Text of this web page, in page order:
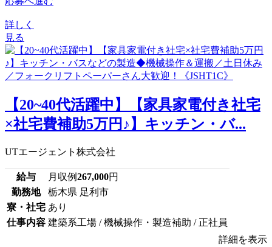
詳しく
見る
【20~40代活躍中】【家具家電付き社宅
×社宅費補助5万円♪】キッチン・バ...
UTエージェント株式会社
給与 月収例267,000円
勤務地
栃木県 足利市
寮・社宅 あり
仕事内容 建築系工場 / 機械操作・製造補助 / 正社員
詳細を表示